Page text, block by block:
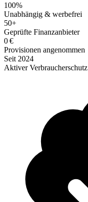
100%
Unabhängig & werbefrei
50+
Geprüfte Finanzanbieter
0 €
Provisionen angenommen
Seit 2024
Aktiver Verbraucherschutz